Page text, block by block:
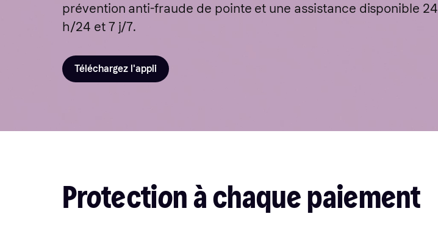
prévention anti-fraude de pointe et une assistance disponible 24
h/24 et 7 j/7.
Téléchargez l'appli
Protection à chaque paiement